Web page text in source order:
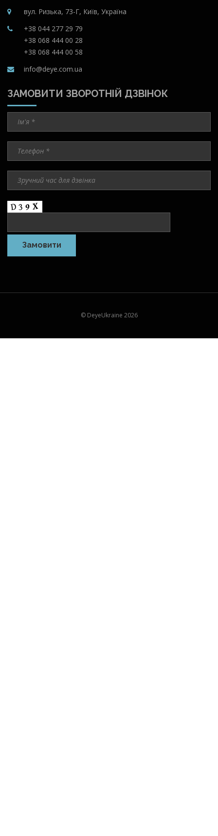
вул. Ризька, 73-Г, Київ, Україна
+38 044 277 29 79
+38 068 444 00 28
+38 068 444 00 58
info@deye.com.ua
ЗАМОВИТИ ЗВОРОТНІЙ ДЗВІНОК
© DeyeUkraine 2026